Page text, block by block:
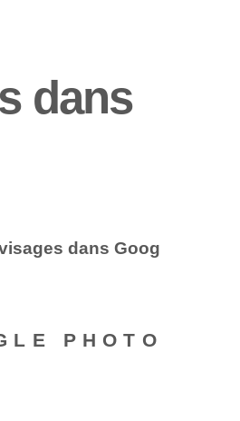
dans
dans Goog
PHOTO